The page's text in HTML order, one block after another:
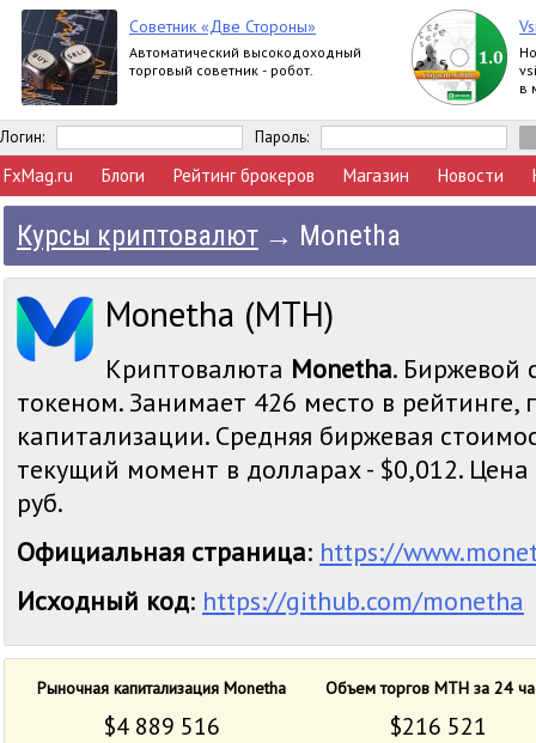
Советник «Две Стороны»
Автоматический высокодоходный
торговый советник - робот.
в
Логин: Пароль:
FxMag.ru Блоги Рейтинг брокеров Магазин Новости
Курсы криптовалют → Monetha
Monetha (MTH)
Криптовалюта Monetha. Биржевой
токеном. Занимает 426 место в
капитализации. Средняя биржевая
текущий момент в долларах - $0,012. Цена
руб.
Официальная страница: https://
Исходный код: https://github.com/monetha
Рыночная капитализация Monetha Объем торгов MTH за 24
$4 889 516 $216 521